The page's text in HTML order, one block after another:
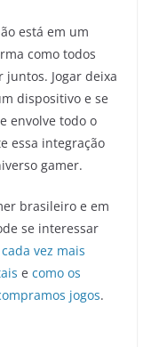
está em um
como todos
Jogar deixa
dispositivo e se
envolve todo o
essa integração
gamer.
brasileiro e em
se interessar
vez mais
e como os
jogos.